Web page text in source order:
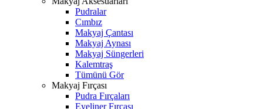
Pudralar
Cımbız
Makyaj Çantası
Makyaj Aynası
Makyaj Süngerleri
Kalemtraş
Tümünü Gör
Makyaj Fırçası
Pudra Fırçaları
Eyeliner Fırçası